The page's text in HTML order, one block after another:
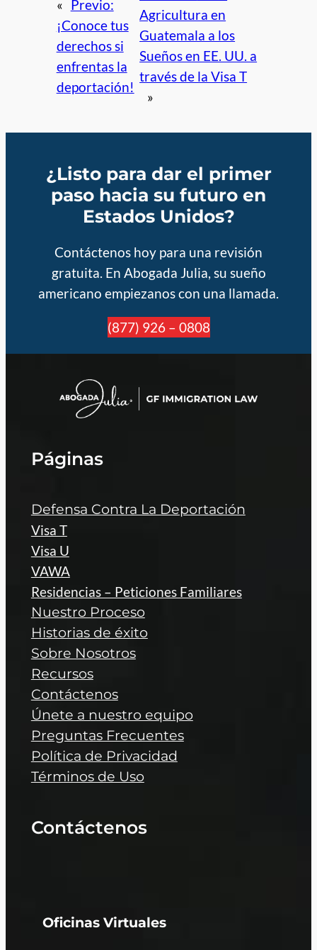
«
Previo:
¡Conoce tus
derechos si
enfrentas la
deportación!
Agricultura en
Guatemala a los
Sueños en EE. UU. a
través de la Visa T
»
¿Listo para dar el primer
paso hacia su futuro en
Estados Unidos?
Contáctenos hoy para una revisión
gratuita. En Abogada Julia, su sueño
americano empiezanos con una llamada.
(877) 926 – 0808
Páginas
Defensa Contra La Deportación
Visa T
Visa U
VAWA
Residencias – Peticiones Familiares
Nuestro Proceso
Historias de éxito
Sobre Nosotros
Recursos
Contáctenos
Únete a nuestro equipo
Preguntas Frecuentes
Política de Privacidad
Términos de Uso
Contáctenos
Oficinas Virtuales